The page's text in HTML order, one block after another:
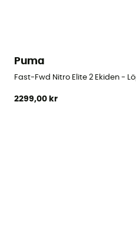
Puma
Fast-Fwd Nitro Elite 2 Ekiden -
2299,00 kr